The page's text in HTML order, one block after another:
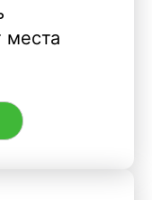
места